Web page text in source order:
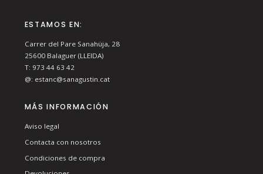
ESTAMOS EN:
Carrer del Pare Sanahüja, 28
25600 Balaguer (LLEIDA)
T: 973 44 63 42
@: estanc@sanagustin.cat
MÁS INFORMACIÓN
Aviso legal
Contacta con nosotros
Condiciones de compra